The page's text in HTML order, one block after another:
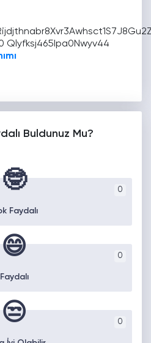
Buldunuz Mu?
0
🤓
Faydalı
0
😄
Faydalı
0
😒